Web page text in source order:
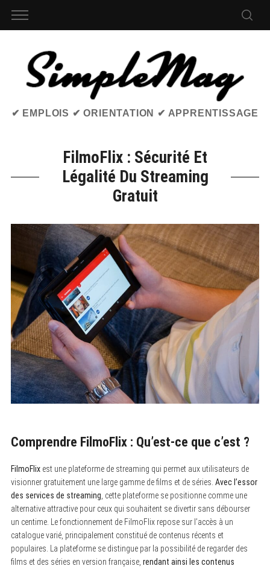
✔ EMPLOIS ✔ ORIENTATION ✔ APPRENTISSAGE
FilmoFlix : Sécurité Et
Légalité Du Streaming
Gratuit
Comprendre FilmoFlix : Qu’est-ce que c’est ?
FilmoFlixest une plateforme de streaming qui permet aux utilisateurs de
visionner gratuitement une large gamme de films et de séries. Avec l’essor
des services de streaming , cette plateforme se positionne comme une
alternative attractive pour ceux qui souhaitent se divertir sans débourser
un centime. Le fonctionnement de FilmoFlix repose sur l’accès à un
catalogue varié, principalement constitué de contenus récents et
populaires. La plateforme se distingue par la possibilité de regarder des
films et des séries en version française, rendant ainsi les contenus